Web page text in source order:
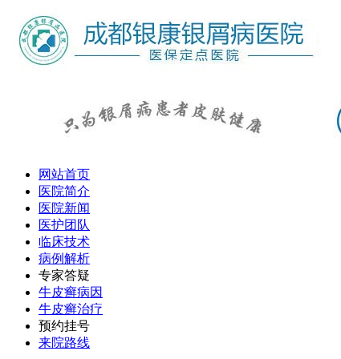
网站首页
医院简介
医院新闻
医护团队
临床技术
病例解析
专家答疑
牛皮癣病因
牛皮癣治疗
预约挂号
来院路线